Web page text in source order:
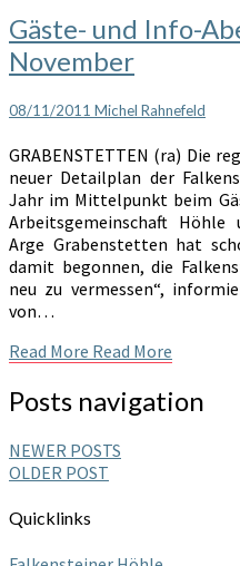
Gäste- und Info-
November
08/11/2011 Michel Rahnefeld
GRABENSTETTEN (ra) Die
neuer Detailplan der
Jahr im Mittelpunkt beim
Arbeitsgemeinschaft
Arge Grabenstetten hat
damit begonnen, die
neu zu vermessen“,
von…
Read More Read More
Posts navigation
NEWER POSTS
OLDER POST
Quicklinks